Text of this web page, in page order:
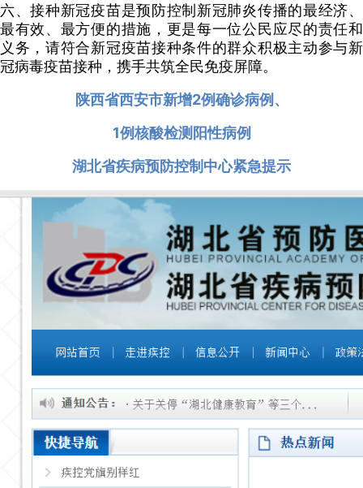
六、接种新冠疫苗是预防控制新冠肺炎传播的最经济、
最有效、最方便的措施，更是每一位公民应尽的责任和
义务，请符合新冠疫苗接种条件的群众积极主动参与新
冠病毒疫苗接种，携手共筑全民免疫屏障。
陕西省西安市新增2例确诊病例、
1例核酸检测阳性病例
湖北省疾病预防控制中心紧急提示